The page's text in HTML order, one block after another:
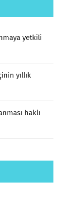
yetkili
yıllık
haklı